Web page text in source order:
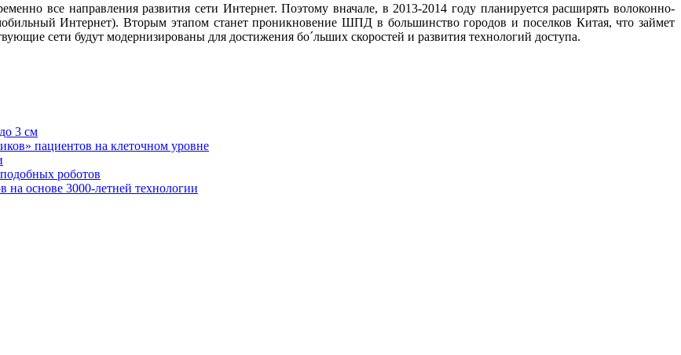
все направления развития сети Интернет. Поэтому вначале, в 2013-2014 году планируется расширять волоконно-
Интернет). Вторым этапом станет проникновение ШПД в большинство городов и поселков Китая, что займет
сети будут модернизированы для достижения бо´льших скоростей и развития технологий доступа.
3 см
пациентов на клеточном уровне
роботов
на основе 3000-летней технологии